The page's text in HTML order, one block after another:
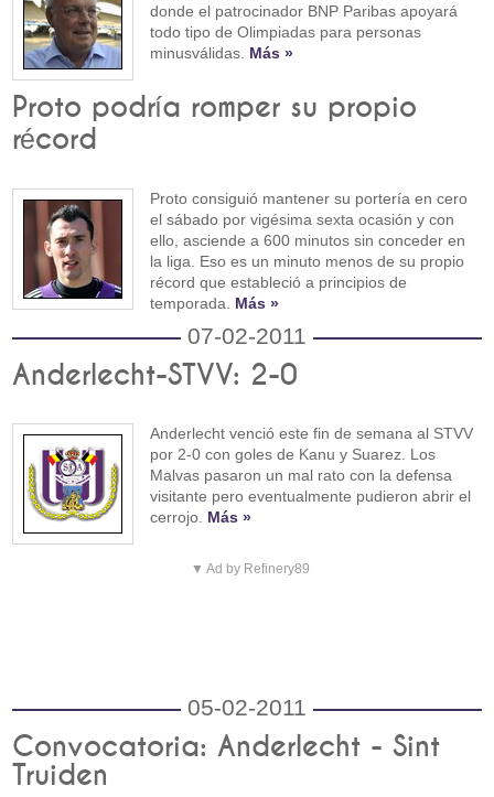
donde el patrocinador BNP Paribas apoyará
todo tipo de Olimpiadas para personas
minusválidas. Más »
Proto podría romper su propio
récord
Proto consiguió mantener su portería en cero
el sábado por vigésima sexta ocasión y con
ello, asciende a 600 minutos sin conceder en
la liga. Eso es un minuto menos de su propio
récord que estableció a principios de
temporada. Más »
07-02-2011
Anderlecht-STVV: 2-0
Anderlecht venció este fin de semana al STVV
por 2-0 con goles de Kanu y Suarez. Los
Malvas pasaron un mal rato con la defensa
visitante pero eventualmente pudieron abrir el
cerrojo. Más »
▼ Ad by Refinery89
05-02-2011
Convocatoria: Anderlecht - Sint
Truiden